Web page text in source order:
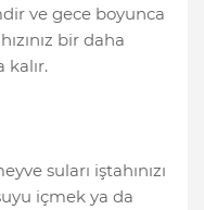
ve gece boyunca
bir daha
kalır.
suları iştahınızı
içmek ya da